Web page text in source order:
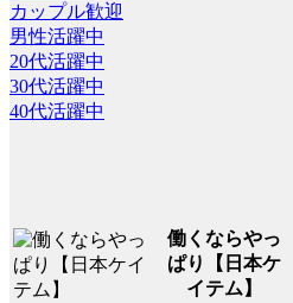
カップル歓迎
男性活躍中
20代活躍中
30代活躍中
40代活躍中
働くならやっ
ぱり【日本ケ
イテム】